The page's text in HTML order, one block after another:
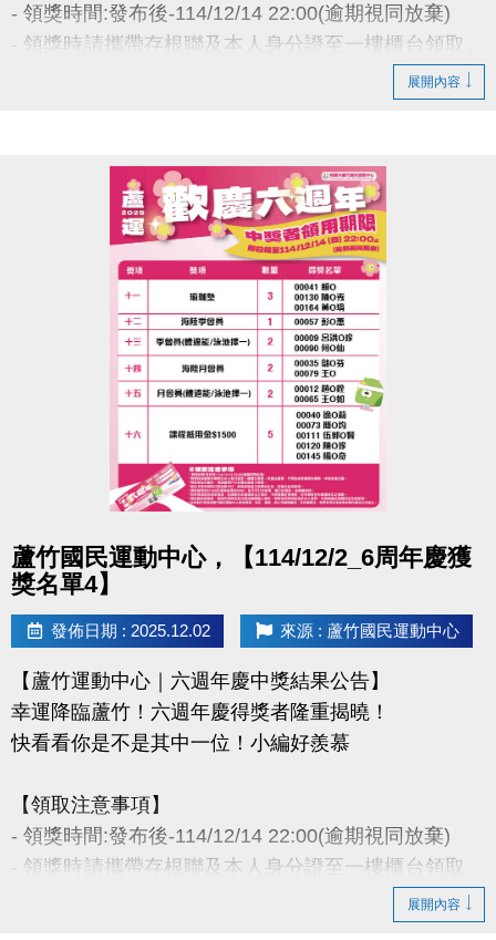
- 領獎時間:發布後-114/12/14 22:00(逾期視同放棄)
- 領獎時請攜帶存根聯及本人身分證至一樓櫃台領取。
若無法親領，代領者亦需攜帶存根聯、中獎者身分
- 會員卡獎項領取日即為開卡日，會員資格當日起開始
生效，恕無法延後使用。
- 課程抵用金$1500及場地抵用金$500，皆不可分次使
用，進行折抵後，由櫃檯收回。
- 若使用課程折抵金報課，該課程有未開課成功之情
況，不得退費折換現金，但可轉班至有開課成功之課
- 因活動核銷需要，會複印得獎者身分證或相關個人資
料，領獎則視同同意提供本人資料，可請櫃檯註明僅
供此活動使用。
- 本活動作業說明蘆竹國民運動中心保有解釋、修正、
調整、終止等相關權利，其詳細辦法、變更事項或未
盡事宜則以網站公告為主。
洽詢專線 : (03)263-9066 分機114、115
https://www.lzsports.com.tw/zh_TW/news/pageID/1/
FB : @桃園市蘆竹國民運動中心
IG : @luzhusports
展開內容
蘆竹國民運動中心，【114/12/2_6周年慶獲
獎名單4】
發佈日期 : 2025.12.02 來源 : 蘆竹國民運動中心
【蘆竹運動中心｜六週年慶中獎結果公告】
幸運降臨蘆竹！六週年慶得獎者隆重揭曉！
快看看你是不是其中一位！小編好羨慕
【領取注意事項】
- 領獎時間:發布後-114/12/14 22:00(逾期視同放棄)
- 領獎時請攜帶存根聯及本人身分證至一樓櫃台領取。
若無法親領，代領者亦需攜帶存根聯、中獎者身分
展開內容